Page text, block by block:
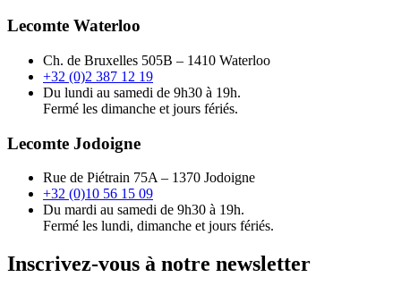
Lecomte Waterloo
Ch. de Bruxelles 505B – 1410 Waterloo
+32 (0)2 387 12 19
Du lundi au samedi de 9h30 à 19h.
Fermé les dimanche et jours fériés.
Lecomte Jodoigne
Rue de Piétrain 75A – 1370 Jodoigne
+32 (0)10 56 15 09
Du mardi au samedi de 9h30 à 19h.
Fermé les lundi, dimanche et jours fériés.
Inscrivez-vous à notre newsletter